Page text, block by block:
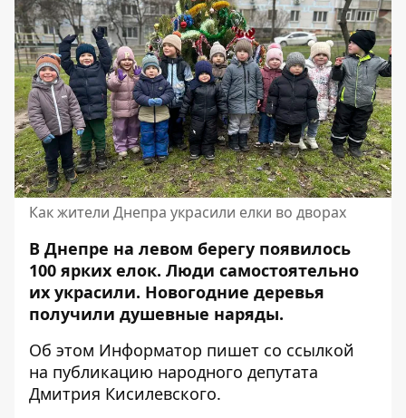
Как жители Днепра украсили елки во дворах
В Днепре на левом берегу появилось
100 ярких елок. Люди самостоятельно
их украсили. Новогодние деревья
получили душевные наряды.
Об этом Информатор пишет со ссылкой
на публикацию народного депутата
Дмитрия Кисилевского.